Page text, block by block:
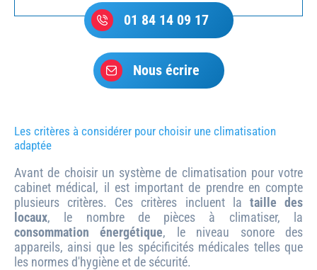
01 84 14 09 17
Nous écrire
Les critères à considérer pour choisir une climatisation
adaptée
Avant de choisir un système de climatisation pour votre
cabinet médical, il est important de prendre en compte
plusieurs critères. Ces critères incluent la taille des
locaux, le nombre de pièces à climatiser, la
consommation énergétique, le niveau sonore des
appareils, ainsi que les spécificités médicales telles que
les normes d'hygiène et de sécurité.